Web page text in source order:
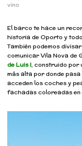
vino
El barco te hace un
historia de Oporto y
También podemos
comunicar Vila Nova de
de Luis I, construido por
más alta por donde
acceden los coches y
fachadas coloreadas en